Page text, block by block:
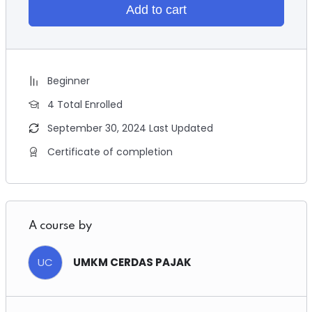
Add to cart
Beginner
4 Total Enrolled
September 30, 2024 Last Updated
Certificate of completion
A course by
UC UMKM CERDAS PAJAK